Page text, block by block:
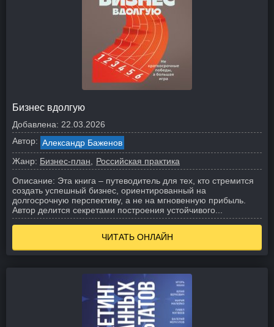
Бизнес вдолгую
Добавлена: 22.03.2026
Автор: Александр Баженов
Жанр: Бизнес-план
Российская практика
Описание: Эта книга – путеводитель для тех, кто стремится
создать успешный бизнес, ориентированный на
долгосрочную перспективу, а не на мгновенную прибыль.
Автор делится секретами построения устойчивого...
ЧИТАТЬ ОНЛАЙН